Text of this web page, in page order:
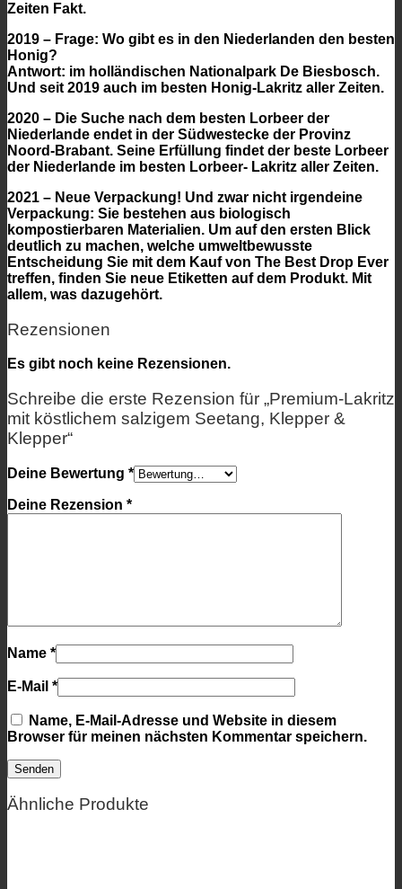
Zeiten Fakt.
2019 – Frage: Wo gibt es in den Niederlanden den besten
Honig?
Antwort: im holländischen Nationalpark De Biesbosch.
Und seit 2019 auch im besten Honig-Lakritz aller Zeiten.
2020 – Die Suche nach dem besten Lorbeer der
Niederlande endet in der Südwestecke der Provinz
Noord-Brabant. Seine Erfüllung findet der beste Lorbeer
der Niederlande im besten Lorbeer- Lakritz aller Zeiten.
2021 – Neue Verpackung! Und zwar nicht irgendeine
Verpackung: Sie bestehen aus biologisch
kompostierbaren Materialien. Um auf den ersten Blick
deutlich zu machen, welche umweltbewusste
Entscheidung Sie mit dem Kauf von The Best Drop Ever
treffen, finden Sie neue Etiketten auf dem Produkt. Mit
allem, was dazugehört.
Rezensionen
Es gibt noch keine Rezensionen.
Schreibe die erste Rezension für „Premium-Lakritz
mit köstlichem salzigem Seetang, Klepper &
Klepper“
Deine Bewertung *
Deine Rezension *
Name *
E-Mail *
Name, E-Mail-Adresse und Website in diesem
Browser für meinen nächsten Kommentar speichern.
Ähnliche Produkte